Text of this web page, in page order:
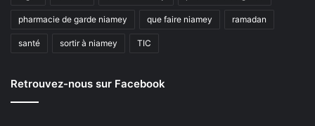
pharmacie de garde niamey que faire niamey ramadan
santé sortir à niamey TIC
Retrouvez-nous sur Facebook